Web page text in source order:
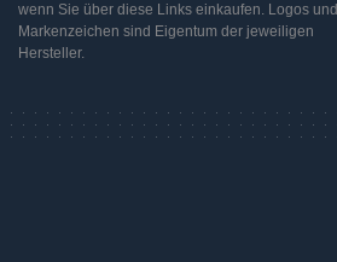
wenn Sie über diese Links einkaufen. Logos und
Markenzeichen sind Eigentum der jeweiligen
Hersteller.